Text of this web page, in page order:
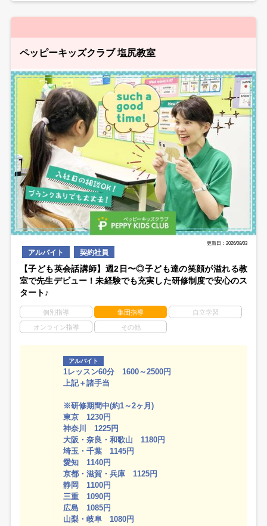
ペッピーキッズクラブ 塩尻教室
更新日：2026/08/03
アルバイト 契約社員
【子ども英会話講師】週2日〜◎子ども達の笑顔が溢れる教
室で先生デビュー！未経験でも充実した研修制度で安心のス
タート♪
個別指導 集団指導 自立学習
オンライン指導 その他
アルバイト
1レッスン60分 1600～2500円
上記＋諸手当
※研修期間中(約1～2ヶ月)
東京 1230円
神奈川 1225円
大阪・奈良・和歌山 1180円
埼玉・千葉 1145円
愛知 1140円
京都・滋賀・兵庫 1125円
静岡 1100円
三重 1090円
広島 1085円
山梨・岐阜 1080円